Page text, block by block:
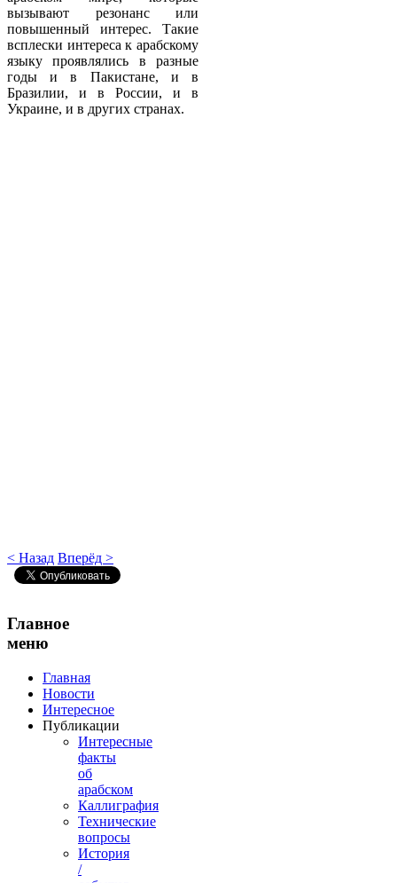
вызывают резонанс или
повышенный интерес. Такие
всплески интереса к арабскому
языку проявлялись в разные
годы и в Пакистане, и в
Бразилии, и в России, и в
Украине, и в других странах.
< Назад Вперёд >
Главное
меню
Главная
Новости
Интересное
Публикации
Интересные
факты
об
арабском
Каллиграфия
Технические
вопросы
История
/